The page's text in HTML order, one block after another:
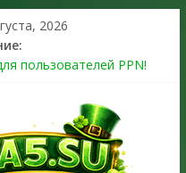
2026
пользователей PPN!
Online уже 14 июля
Club ошибка #1.500.7:
войти без проблем в 2026